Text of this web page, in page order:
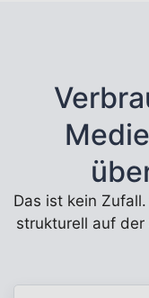
Das ist kein
strukturell auf